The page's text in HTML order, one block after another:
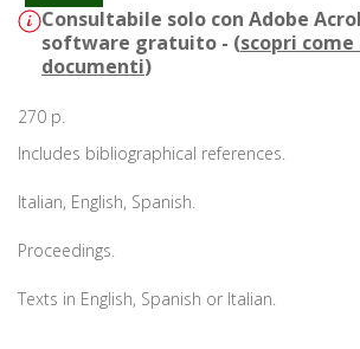
Consultabile solo con Adobe
software gratuito - (scopri
documenti)
270 p.
Includes bibliographical references.
Italian, English, Spanish.
Proceedings.
Texts in English, Spanish or Italian.